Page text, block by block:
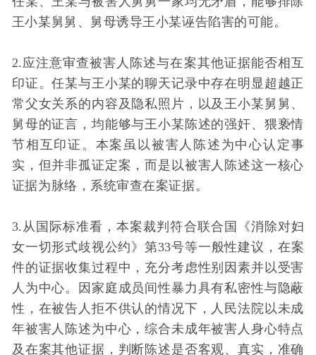
王小某舅舅、舅母诱导王小某诬告陷害的可能。
2.应注意审查被害人陈述与在案其他证据能否相互
印证。任某与王小某的聊天记录中存在明显超越正
常父女关系的内容及隐私照片，以及王小某舅舅、
舅母的证言，均能够与王小某陈述的强奸、猥亵情
节相互印证。本案虽以被害人陈述为中心认定事
实，但并非孤证定案，而是以被害人陈述这一核心
证据为脉络，系统审查在案证据。
3.从国际标准看，本案裁判符合联合国《消除对妇
女一切形式歧视公约》第33号等一般性建议，在案
件的证据收集过程中，充分考虑性别因素并以受害
人为中心。因家庭成员间性暴力具有私密性与隐蔽
性，在被告人拒不供认的情况下，人民法院以未成
年被害人陈述为中心，综合未成年被害人身心特点
及在案其他证据，判断陈述是否客观、真实，准确